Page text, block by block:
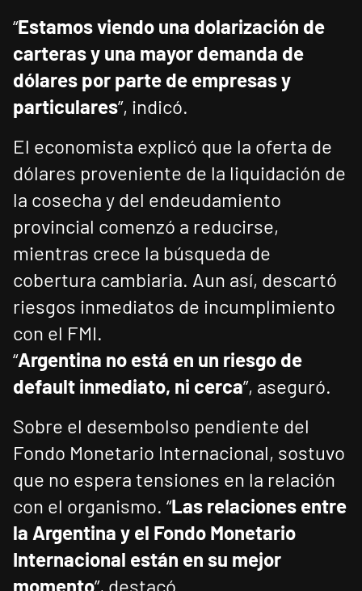
“Estamos viendo una dolarización de
carteras y una mayor demanda de
dólares por parte de empresas y
particulares”, indicó.
El economista explicó que la oferta de
dólares proveniente de la liquidación de
la cosecha y del endeudamiento
provincial comenzó a reducirse,
mientras crece la búsqueda de
cobertura cambiaria. Aun así, descartó
riesgos inmediatos de incumplimiento
con el FMI.
“Argentina no está en un riesgo de
default inmediato, ni cerca”, aseguró.
Sobre el desembolso pendiente del
Fondo Monetario Internacional, sostuvo
que no espera tensiones en la relación
con el organismo. “Las relaciones entre
la Argentina y el Fondo Monetario
Internacional están en su mejor
momento”, destacó.